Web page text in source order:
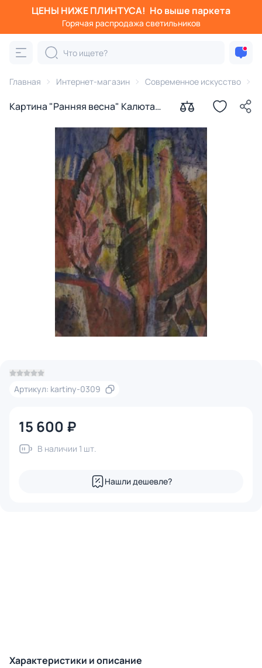
ЦЕНЫ НИЖЕ ПЛИНТУСА! Но выше паркета
Горячая распродажа светильников
Главная Интернет-магазин Современное искусство
Картина "Ранняя весна" Калюта
Артикул: kartiny-0309
15 600 ₽
В наличии 1 шт.
Нашли дешевле?
Характеристики и описание